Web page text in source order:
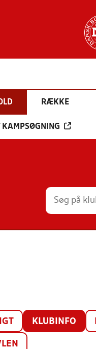
RÆKKE
KAMPSØGNING
KLUBINFO